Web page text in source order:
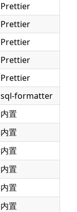
Prettier
Prettier
Prettier
Prettier
Prettier
sql-formatter
内置
内置
内置
内置
内置
内置